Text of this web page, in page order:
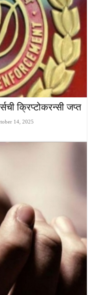
क्रिप्टोकरन्सी जप्त
14, 2025